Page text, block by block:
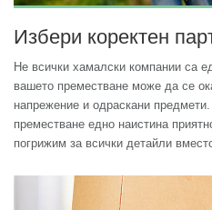
Избери коректен
Не всички хамалски компании са
вашето преместване може да се
напрежение и одраскани
преместване едно наистина
погрижим за всички детайли